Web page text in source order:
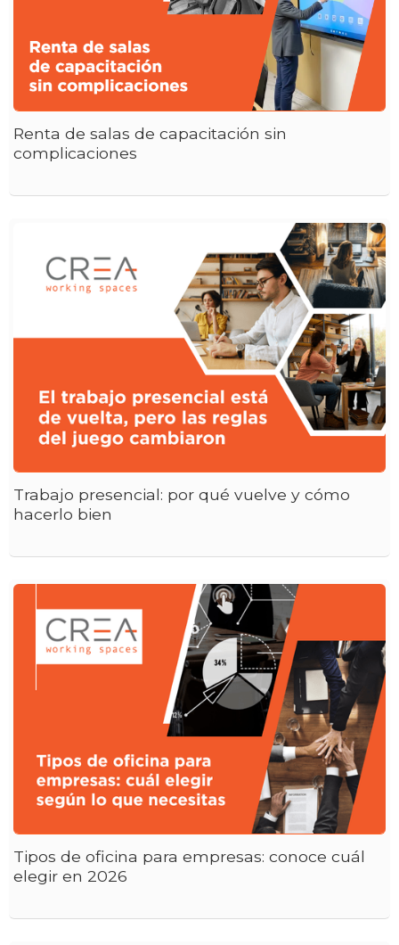
Renta de salas de capacitación sin
complicaciones
Trabajo presencial: por qué vuelve y cómo
hacerlo bien
Tipos de oficina para empresas: conoce cuál
elegir en 2026